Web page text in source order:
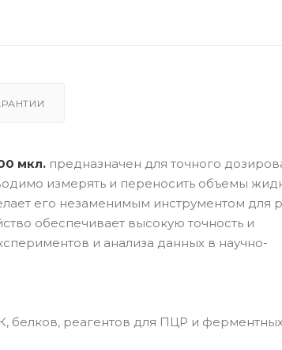
мкл. предназначен для точного
измерять и переносить объемы
его незаменимым инструментом для
обеспечивает высокую точность и
и анализа данных в научно-
белков, реагентов для ПЦР и